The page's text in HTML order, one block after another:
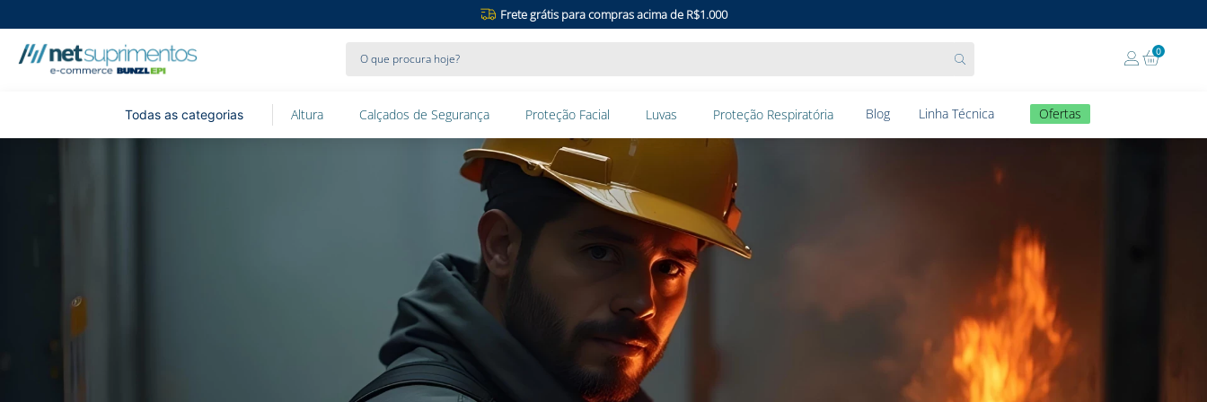
Frete grátis para compras acima de R$1.000
0
Altura Calçados de Segurança Proteção Facial Luvas Proteção Respiratória Blog Linha Técnica Ofertas